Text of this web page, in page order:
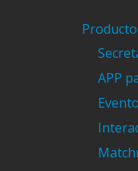
Producto
APP